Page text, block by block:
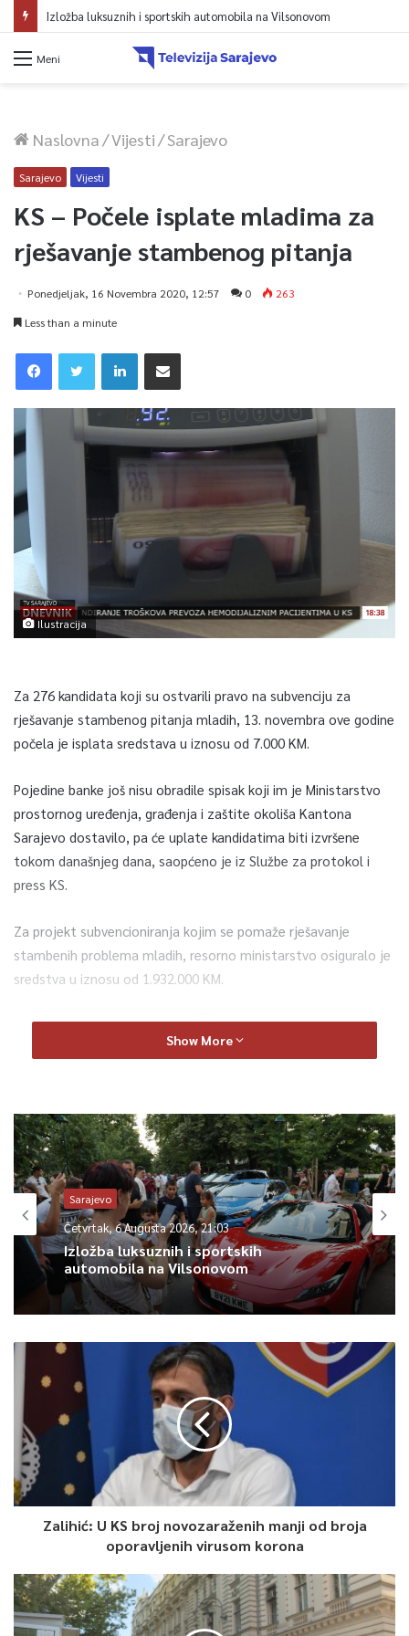
Izložba luksuznih i sportskih automobila na Vilsonovom
Meni
Naslovna/Vijesti/Sarajevo
Sarajevo Vijesti
KS – Počele isplate mladima za
rješavanje stambenog pitanja
Ponedjeljak, 16 Novembra 2020, 12:57 0
263
Less than a minute
Ilustracija
Za 276 kandidata koji su ostvarili pravo na subvenciju za
rješavanje stambenog pitanja mladih, 13. novembra ove godine
počela je isplata sredstava u iznosu od 7.000 KM.
Pojedine banke još nisu obradile spisak koji im je Ministarstvo
prostornog uređenja, građenja i zaštite okoliša Kantona
Sarajevo dostavilo, pa će uplate kandidatima biti izvršene
tokom današnjeg dana, saopćeno je iz Službe za protokol i
press KS.
Za projekt subvencioniranja kojim se pomaže rješavanje
stambenih problema mladih, resorno ministarstvo osiguralo je
sredstva u iznosu od 1.932.000 KM.
0
Show More
Sarajevo
Četvrtak, 6 Augusta 2026, 21:03
Izložba luksuznih i sportskih
automobila na Vilsonovom
Zalihić: U KS broj novozaraženih manji od broja
oporavljenih virusom korona